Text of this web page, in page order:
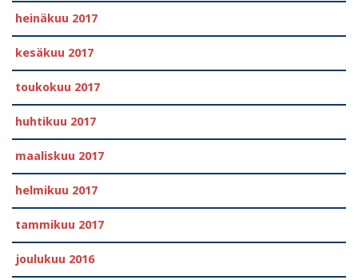
heinäkuu 2017
kesäkuu 2017
toukokuu 2017
huhtikuu 2017
maaliskuu 2017
helmikuu 2017
tammikuu 2017
joulukuu 2016